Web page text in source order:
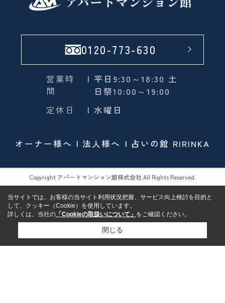
0120-773-630
営業時
間
| 平日9:30～18:30 土
日祭10:00～19:00
定休日
| 水曜日
オーナー様へ 法人様へ 占いの館 RIRINKA
Copyright アパートマンション館株式会社 All Rights Reserved.
当サイトでは、お客様の当サイト利用状況把握、サービス向上検討を目的と
して、クッキー（Cookie）を使用しています。
詳しくは、当社の 「Cookieの取扱いについて」 をご確認ください。
閉じる